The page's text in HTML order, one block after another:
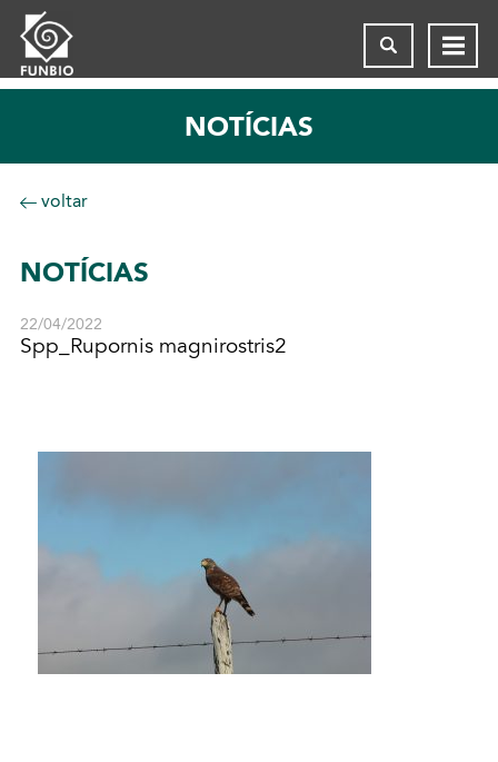
NOTÍCIAS
voltar
NOTÍCIAS
22/04/2022
Spp_Rupornis magnirostris2